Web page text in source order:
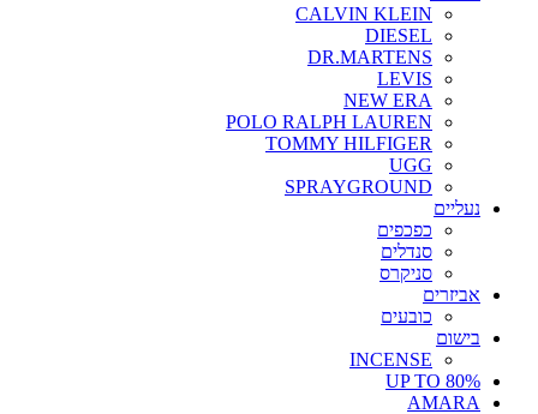
CALVIN KLEIN
DIESEL
DR.MARTENS
LEVIS
NEW ERA
POLO RALPH LAUREN
TOMMY HILFIGER
UGG
SPRAYGROUND
נעליים
כפכפים
סנדלים
סניקרס
אביזרים
כובעים
בישום
INCENSE
UP TO 80%
AMARA